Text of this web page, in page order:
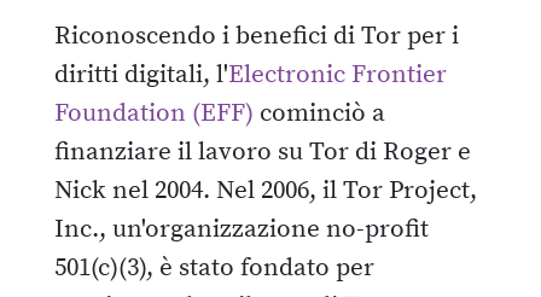
Riconoscendo i benefici di Tor per i
diritti digitali, l'Electronic Frontier
Foundation (EFF) cominciò a
finanziare il lavoro su Tor di Roger e
Nick nel 2004. Nel 2006, il Tor Project,
Inc., un'organizzazione no-profit
501(c)(3), è stato fondato per